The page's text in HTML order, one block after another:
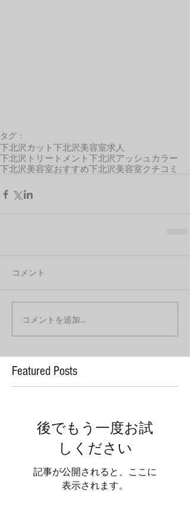
タグ：
下北沢カット 下北沢美容室求人
下北沢トリートメント 下北沢アッシュカラー
下北沢美容室おすすめ下北沢美容室クチコミ
コメント
コメントを追加…
Featured Posts
後でもう一度お試
しください
記事が公開されると、ここに
表示されます。